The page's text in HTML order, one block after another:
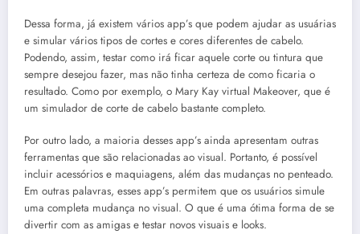
Dessa forma, já existem vários app’s que podem ajudar as usuárias
e simular vários tipos de cortes e cores diferentes de cabelo.
Podendo, assim, testar como irá ficar aquele corte ou tintura que
sempre desejou fazer, mas não tinha certeza de como ficaria o
resultado. Como por exemplo, o Mary Kay virtual Makeover, que é
um simulador de corte de cabelo bastante completo.
Por outro lado, a maioria desses app’s ainda apresentam outras
ferramentas que são relacionadas ao visual. Portanto, é possível
incluir acessórios e maquiagens, além das mudanças no penteado.
Em outras palavras, esses app’s permitem que os usuários simule
uma completa mudança no visual. O que é uma ótima forma de se
divertir com as amigas e testar novos visuais e looks.